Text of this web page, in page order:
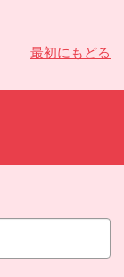
最初にもどる